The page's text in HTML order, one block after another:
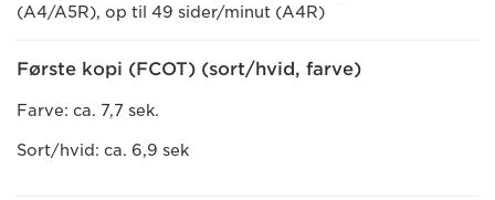
(A4/A5R), op til 49 sider/minut (A4R)
Første kopi (FCOT) (sort/hvid, farve)
Farve: ca. 7,7 sek.
Sort/hvid: ca. 6,9 sek